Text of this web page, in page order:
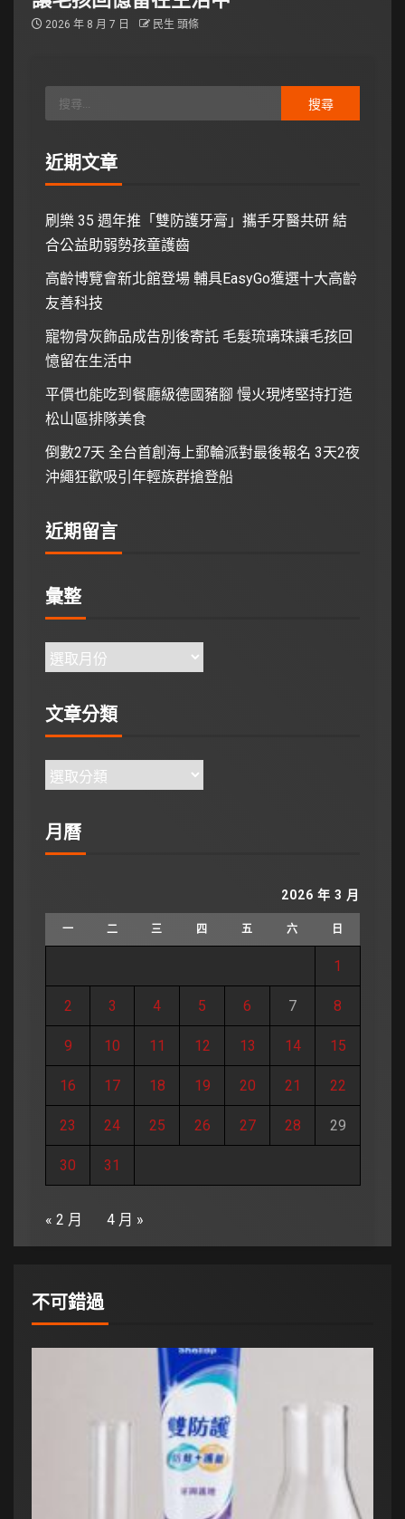
2026 年 8 月 7 日 民生 頭條
近期文章
刷樂 35 週年推「雙防護牙膏」攜手牙醫共研 結
合公益助弱勢孩童護齒
高齡博覽會新北館登場 輔具EasyGo獲選十大高齡
友善科技
寵物骨灰飾品成告別後寄託 毛髮琉璃珠讓毛孩回
憶留在生活中
平價也能吃到餐廳級德國豬腳 慢火現烤堅持打造
松山區排隊美食
倒數27天 全台首創海上郵輪派對最後報名 3天2夜
沖繩狂歡吸引年輕族群搶登船
近期留言
彙整
文章分類
月曆
2026 年 3 月
一 二 三 四 五 六 日
1
2 3 4 5 6 7 8
9 10 11 12 13 14 15
16 17 18 19 20 21 22
23 24 25 26 27 28 29
30 31
« 2 月 4 月 »
不可錯過